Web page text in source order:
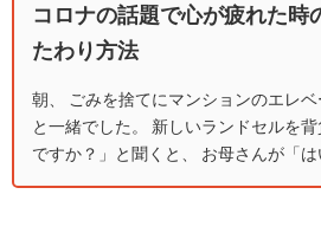
コロナの話題で心が疲れた時
たわり方法
朝、 ごみを捨てにマンションのエレ
と一緒でした。 新しいランドセルを
ですか？」と聞くと、 お母さんが「は